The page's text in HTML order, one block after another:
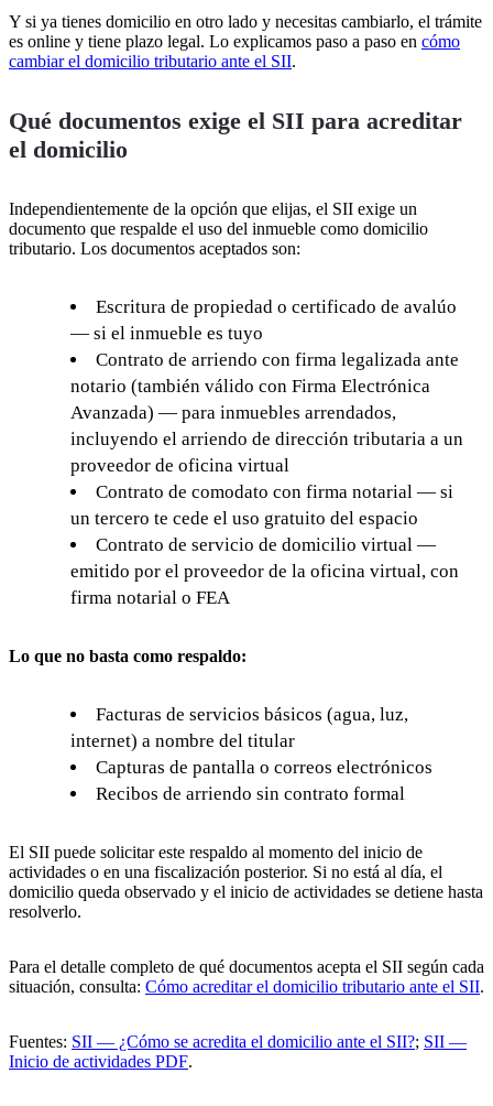
Y si ya tienes domicilio en otro lado y necesitas cambiarlo, el trámite
es online y tiene plazo legal. Lo explicamos paso a paso en cómo
cambiar el domicilio tributario ante el SII.
Qué documentos exige el SII para acreditar
el domicilio
Independientemente de la opción que elijas, el SII exige un
documento que respalde el uso del inmueble como domicilio
tributario. Los documentos aceptados son:
Escritura de propiedad o certificado de avalúo
— si el inmueble es tuyo
Contrato de arriendo con firma legalizada ante
notario (también válido con Firma Electrónica
Avanzada) — para inmuebles arrendados,
incluyendo el arriendo de dirección tributaria a un
proveedor de oficina virtual
Contrato de comodato con firma notarial — si
un tercero te cede el uso gratuito del espacio
Contrato de servicio de domicilio virtual —
emitido por el proveedor de la oficina virtual, con
firma notarial o FEA
Lo que no basta como respaldo:
Facturas de servicios básicos (agua, luz,
internet) a nombre del titular
Capturas de pantalla o correos electrónicos
Recibos de arriendo sin contrato formal
El SII puede solicitar este respaldo al momento del inicio de
actividades o en una fiscalización posterior. Si no está al día, el
domicilio queda observado y el inicio de actividades se detiene hasta
resolverlo.
Para el detalle completo de qué documentos acepta el SII según cada
situación, consulta: Cómo acreditar el domicilio tributario ante el SII.
Fuentes: SII — ¿Cómo se acredita el domicilio ante el SII?; SII —
Inicio de actividades PDF.